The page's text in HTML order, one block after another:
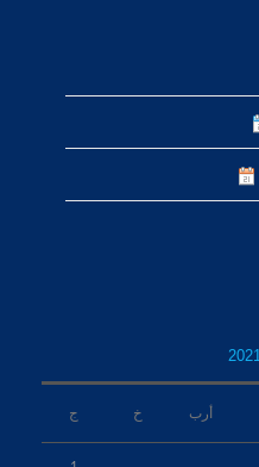
أرب خ ج